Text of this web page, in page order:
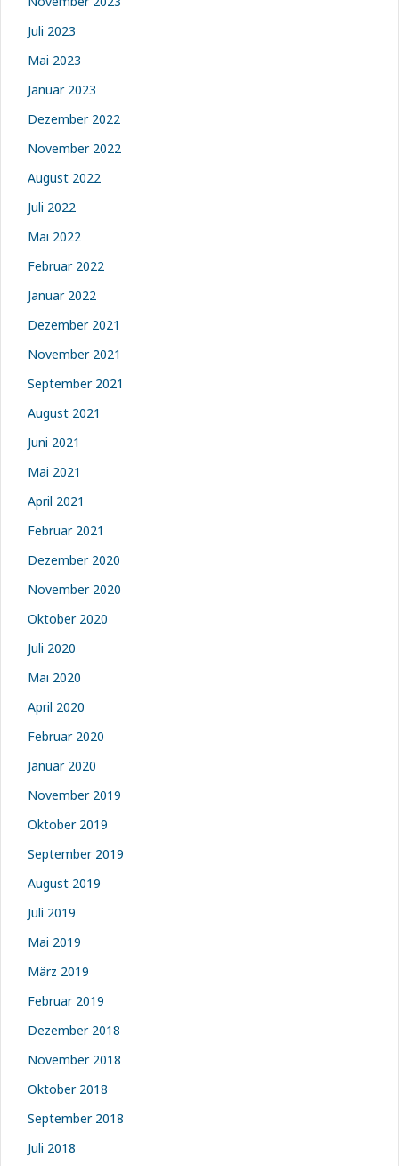
Juli 2023
Mai 2023
Januar 2023
Dezember 2022
November 2022
August 2022
Juli 2022
Mai 2022
Februar 2022
Januar 2022
Dezember 2021
November 2021
September 2021
August 2021
Juni 2021
Mai 2021
April 2021
Februar 2021
Dezember 2020
November 2020
Oktober 2020
Juli 2020
Mai 2020
April 2020
Februar 2020
Januar 2020
November 2019
Oktober 2019
September 2019
August 2019
Juli 2019
Mai 2019
März 2019
Februar 2019
Dezember 2018
November 2018
Oktober 2018
September 2018
Juli 2018